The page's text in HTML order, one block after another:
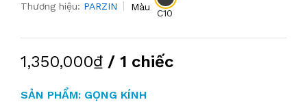
Thương hiệu: PARZIN Màu
C10
1,350,000₫ / 1 chiếc
SẢN PHẨM: GỌNG KÍNH